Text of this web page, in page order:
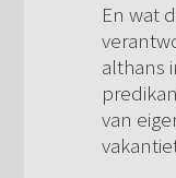
En wat
althans
van